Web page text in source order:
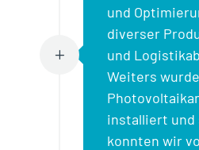
L
und
diverser
und
Weiters
installiert und
konnten wir